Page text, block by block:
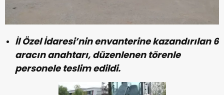
İl Özel İdaresi’nin envanterine kazandırılan 6
aracın anahtarı, düzenlenen törenle
personele teslim edildi.